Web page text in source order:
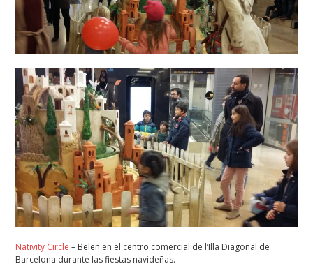
Nativity Circle – Belen en el centro comercial de l’Illa Diagonal de
Barcelona durante las fiestas navideñas.